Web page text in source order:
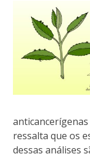
ressalta que os
dessas análises